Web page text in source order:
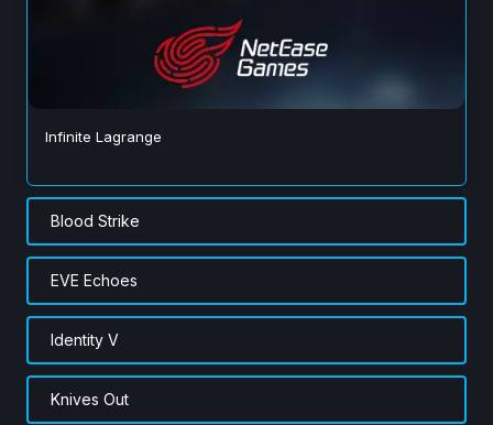
Infinite Lagrange
Blood Strike
EVE Echoes
Identity V
Knives Out